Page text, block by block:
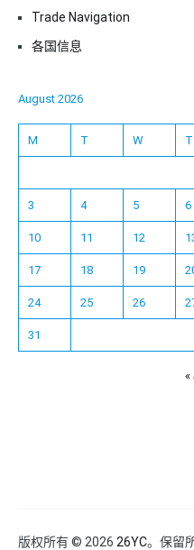
Trade Navigation
各国信息
August 2026
M T W T
3 4 5 6
10 11 12
17 18 19
24 25 26
31
«
版权所有 © 2026 26YC。保留